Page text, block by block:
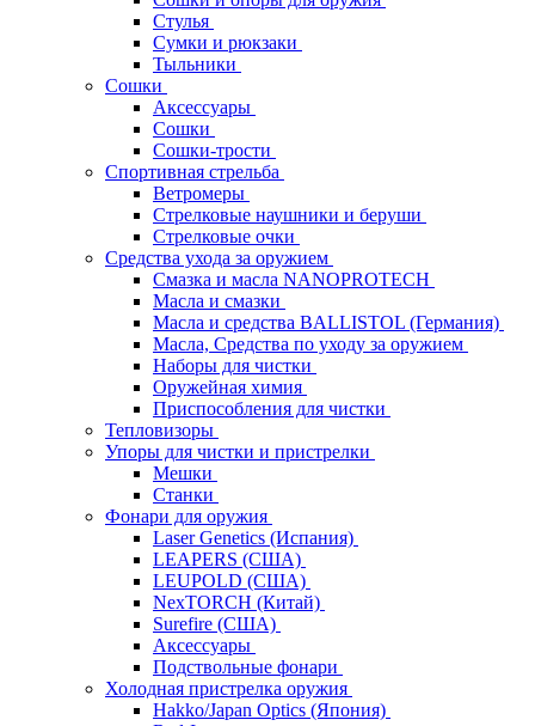
Стулья
Сумки и рюкзаки
Тыльники
Сошки
Аксессуары
Сошки
Сошки-трости
Спортивная стрельба
Ветромеры
Стрелковые наушники и беруши
Стрелковые очки
Средства ухода за оружием
Смазка и масла NANOPROTECH
Масла и смазки
Масла и средства BALLISTOL (Германия)
Масла, Средства по уходу за оружием
Наборы для чистки
Оружейная химия
Приспособления для чистки
Тепловизоры
Упоры для чистки и пристрелки
Мешки
Станки
Фонари для оружия
Laser Genetics (Испания)
LEAPERS (США)
LEUPOLD (США)
NexTORCH (Китай)
Surefire (США)
Аксессуары
Подствольные фонари
Холодная пристрелка оружия
Hakko/Japan Optics (Япония)